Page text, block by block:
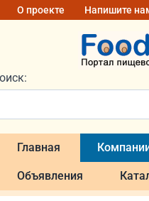
О проекте Напишите
Главная
Объявления